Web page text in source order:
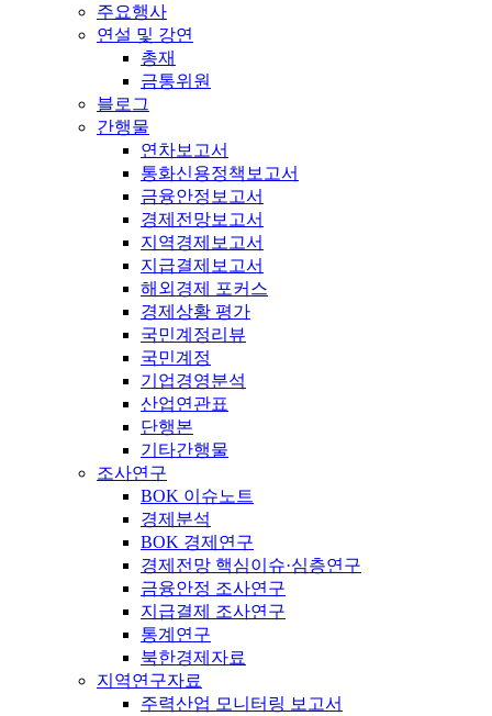
주요행사
연설 및 강연
총재
금통위원
블로그
간행물
연차보고서
통화신용정책보고서
금융안정보고서
경제전망보고서
지역경제보고서
지급결제보고서
해외경제 포커스
경제상황 평가
국민계정리뷰
국민계정
기업경영분석
산업연관표
단행본
기타간행물
조사연구
BOK 이슈노트
경제분석
BOK 경제연구
경제전망 핵심이슈·심층연구
금융안정 조사연구
지급결제 조사연구
통계연구
북한경제자료
지역연구자료
주력산업 모니터링 보고서